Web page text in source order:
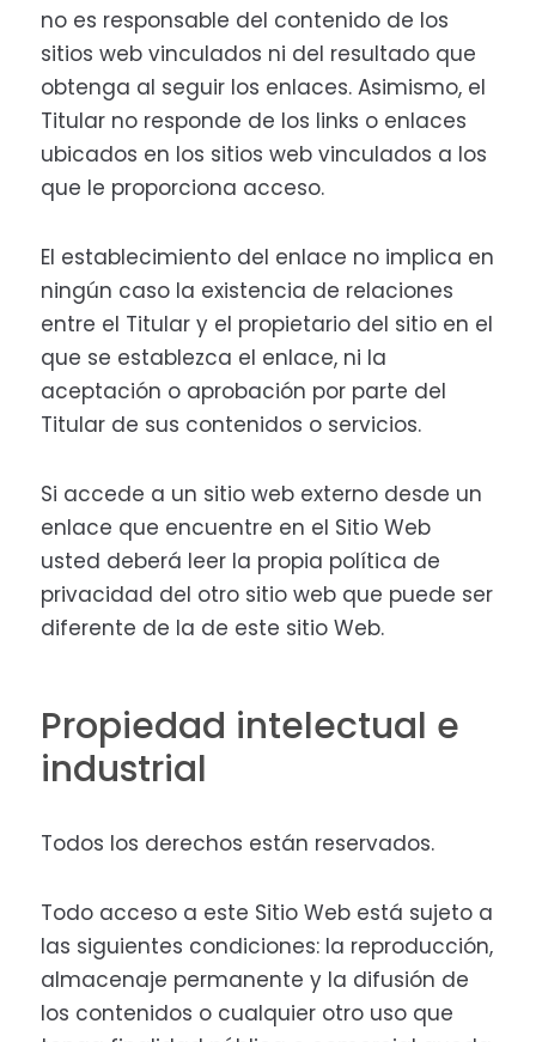
no es responsable del contenido de los
sitios web vinculados ni del resultado que
obtenga al seguir los enlaces. Asimismo, el
Titular no responde de los links o enlaces
ubicados en los sitios web vinculados a los
que le proporciona acceso.
El establecimiento del enlace no implica en
ningún caso la existencia de relaciones
entre el Titular y el propietario del sitio en el
que se establezca el enlace, ni la
aceptación o aprobación por parte del
Titular de sus contenidos o servicios.
Si accede a un sitio web externo desde un
enlace que encuentre en el Sitio Web
usted deberá leer la propia política de
privacidad del otro sitio web que puede ser
diferente de la de este sitio Web.
Propiedad intelectual e
industrial
Todos los derechos están reservados.
Todo acceso a este Sitio Web está sujeto a
las siguientes condiciones: la reproducción,
almacenaje permanente y la difusión de
los contenidos o cualquier otro uso que